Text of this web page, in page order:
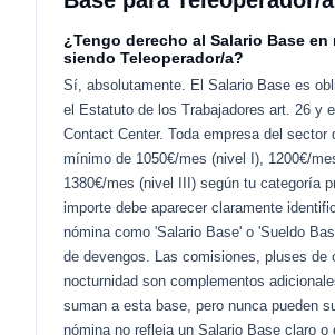
¿Tengo derecho al Salario Base en
siendo Teleoperador/a?
Sí, absolutamente. El Salario Base es
el Estatuto de los Trabajadores art. 26 y
Contact Center. Toda empresa del sector
mínimo de 1050€/mes (nivel I), 1200€/
1380€/mes (nivel III) según tu categoría
importe debe aparecer claramente
nómina como 'Salario Base' o 'Sueldo
de devengos. Las comisiones, pluses de
nocturnidad son complementos
suman a esta base, pero nunca pueden
nómina no refleja un Salario Base claro o